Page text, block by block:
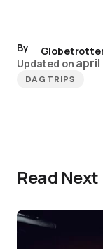
By
Updated on april
DAGTRIPS
Read Next